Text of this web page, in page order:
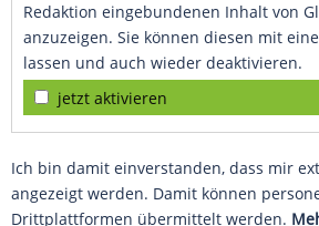
Redaktion eingebundenen Inhalt von
anzuzeigen. Sie können diesen mit
lassen und auch wieder deaktivieren.
jetzt aktivieren
Ich bin damit einverstanden, dass mir
angezeigt werden. Damit können
Drittplattformen übermittelt werden.